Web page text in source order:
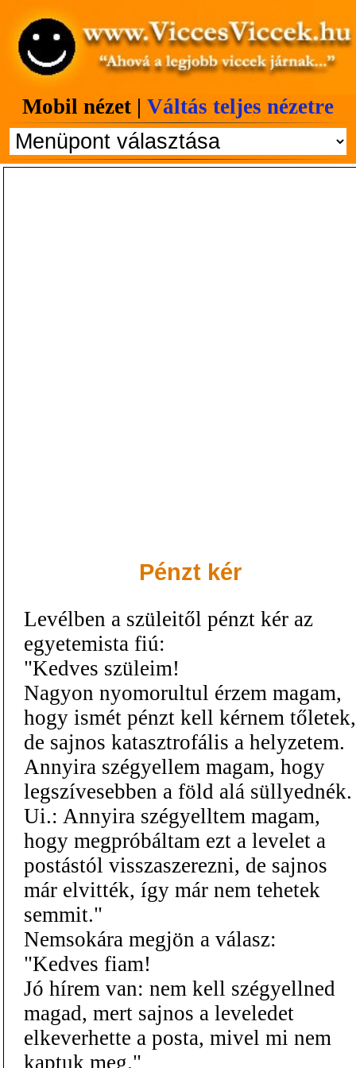
Mobil nézet | Váltás teljes nézetre
Pénzt kér
Levélben a szüleitől pénzt kér az
egyetemista fiú:
"Kedves szüleim!
Nagyon nyomorultul érzem magam,
hogy ismét pénzt kell kérnem tőletek,
de sajnos katasztrofális a helyzetem.
Annyira szégyellem magam, hogy
legszívesebben a föld alá süllyednék.
Ui.: Annyira szégyelltem magam,
hogy megpróbáltam ezt a levelet a
postástól visszaszerezni, de sajnos
már elvitték, így már nem tehetek
semmit."
Nemsokára megjön a válasz:
"Kedves fiam!
Jó hírem van: nem kell szégyellned
magad, mert sajnos a leveledet
elkeverhette a posta, mivel mi nem
kaptuk meg."